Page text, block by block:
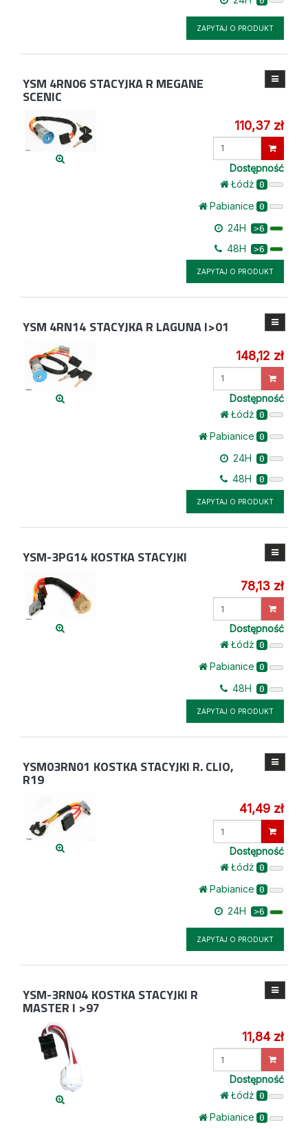
ZAPYTAJ O PRODUKT
YSM 4RN06 STACYJKA R MEGANE
SCENIC
110,37 zł
Wprowadź
Dostępność
Łódż 0
Pabianice 0
24H >6
48H >6
ZAPYTAJ O PRODUKT
YSM 4RN14 STACYJKA R LAGUNA I>01
148,12 zł
Wprowadź
Dostępność
Łódż 0
Pabianice 0
24H 0
48H 0
ZAPYTAJ O PRODUKT
YSM-3PG14 KOSTKA STACYJKI
78,13 zł
Dostępność
Łódż 0
Pabianice 0
48H 0
ZAPYTAJ O PRODUKT
YSM03RN01 KOSTKA STACYJKI R. CLIO,
R19
41,49 zł
Dostępność
Łódż 0
Pabianice 0
24H >6
ZAPYTAJ O PRODUKT
YSM-3RN04 KOSTKA STACYJKI R
MASTER I >97
11,84 zł
Dostępność
Łódż 0
Pabianice 0